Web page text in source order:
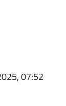
07:52